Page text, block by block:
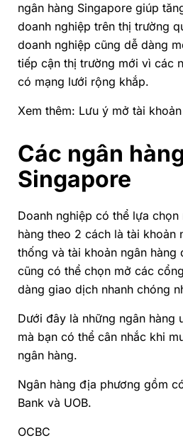
ngân hàng Singapore giúp
doanh nghiệp trên thị trường
doanh nghiệp cũng dễ dàng
tiếp cận thị trường mới vì các
có mạng lưới rộng khắp.
Xem thêm: Lưu ý mở tài
Các ngân
Singapore
Doanh nghiệp có thể lựa
hàng theo 2 cách là tài khoản
thống và tài khoản ngân
cũng có thể chọn mở các
dàng giao dịch nhanh chóng
Dưới đây là những ngân hàng
mà bạn có thể cân nhắc khi
ngân hàng.
Ngân hàng địa phương gồm
Bank và UOB.
OCBC